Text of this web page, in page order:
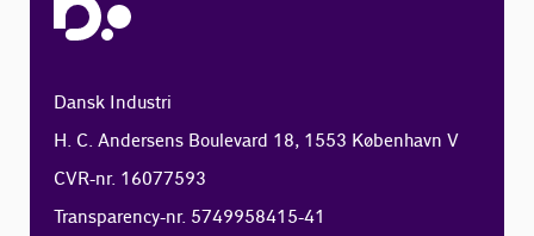
Dansk Industri
H. C. Andersens Boulevard 18, 1553 København V
CVR-nr. 16077593
Transparency-nr. 5749958415-41